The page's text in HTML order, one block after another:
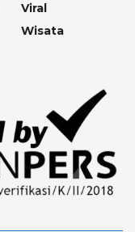
Viral
Wisata